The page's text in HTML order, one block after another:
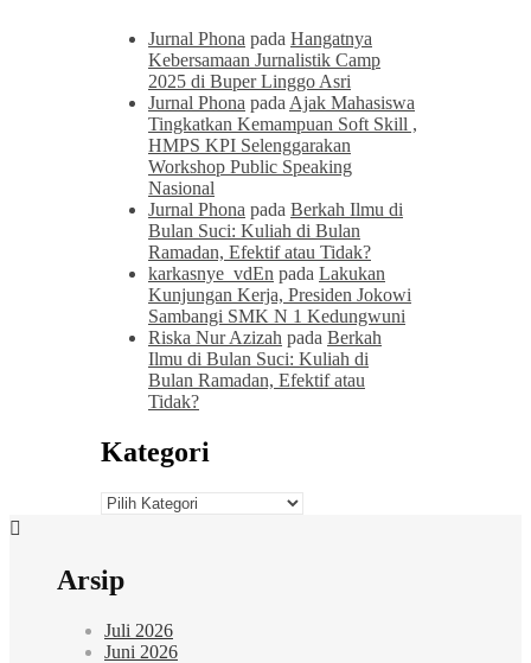
Jurnal Phona pada Hangatnya
Kebersamaan Jurnalistik Camp
2025 di Buper Linggo Asri
Jurnal Phona pada Ajak Mahasiswa
Tingkatkan Kemampuan Soft Skill ,
HMPS KPI Selenggarakan
Workshop Public Speaking
Nasional
Jurnal Phona pada Berkah Ilmu di
Bulan Suci: Kuliah di Bulan
Ramadan, Efektif atau Tidak?
karkasnye_vdEn pada Lakukan
Kunjungan Kerja, Presiden Jokowi
Sambangi SMK N 1 Kedungwuni
Riska Nur Azizah pada Berkah
Ilmu di Bulan Suci: Kuliah di
Bulan Ramadan, Efektif atau
Tidak?
Kategori
Kategori
Arsip
Juli 2026
Juni 2026